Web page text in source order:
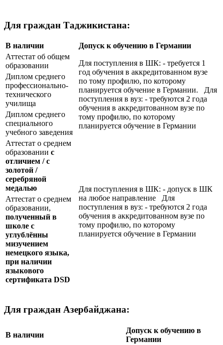
Для граждан Таджикистана:
В наличии
Допуск к обучению в Германии
Аттестат об общем
образовании
Для поступления в ШК: - требуется 1
год обучения в аккредитованном вузе
по тому профилю, по которому
планируется обучение в Германии. Для
поступления в вуз: - требуются 2 года
обучения в аккредитованном вузе по
тому профилю, по которому
планируется обучение в Германии
Диплом среднего
профессионально-
технического
училища
Диплом среднего
специального
учебного заведения
Аттестат о среднем
образовании с
отличием / с
золотой /
серебряной
медалью
Для поступления в ШК: - допуск в ШК
на любое направление Для
поступления в вуз: - требуются 2 года
обучения в аккредитованном вузе по
тому профилю, по которому
планируется обучение в Германии
Аттестат о среднем
образовании,
полученный в
школе с
углублённы
мизучением
немецкого языка,
при наличии
языкового
сертификата DSD
Для граждан Азербайджана:
В наличии
Допуск к обучению в
Германии